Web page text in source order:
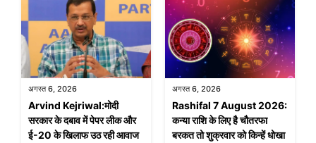
अगस्त 6, 2026
Arvind Kejriwal:मोदी
सरकार के दबाव में पेपर लीक और
ई-20 के खिलाफ उठ रही आवाज
अगस्त 6, 2026
Rashifal 7 August 2026:
कन्या राशि के लिए है चौतरफा
बरकत तो शुक्रवार को किन्हें धोखा